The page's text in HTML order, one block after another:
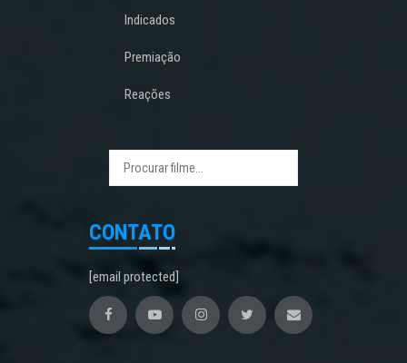
Indicados
Premiação
Reações
CONTATO
[email protected]